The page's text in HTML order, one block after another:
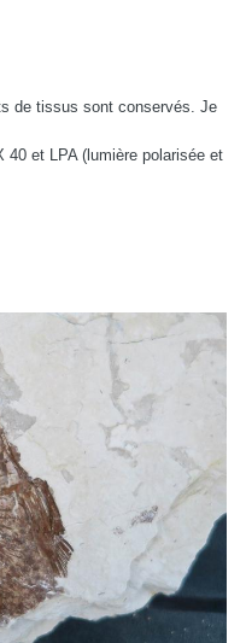
tissus sont conservés. Je
et LPA (lumière polarisée et